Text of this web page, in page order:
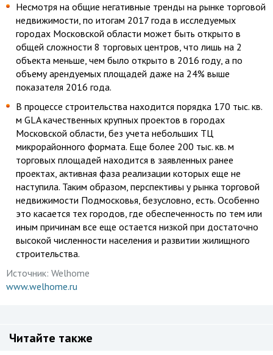
Несмотря на общие негативные тренды на рынке торговой
недвижимости, по итогам 2017 года в исследуемых
городах Московской области может быть открыто в
общей сложности 8 торговых центров, что лишь на 2
объекта меньше, чем было открыто в 2016 году, а по
объему арендуемых площадей даже на 24% выше
показателя 2016 года.
В процессе строительства находится порядка 170 тыс. кв.
м GLA качественных крупных проектов в городах
Московской области, без учета небольших ТЦ
микрорайонного формата. Еще более 200 тыс. кв. м
торговых площадей находится в заявленных ранее
проектах, активная фаза реализации которых еще не
наступила. Таким образом, перспективы у рынка торговой
недвижимости Подмосковья, безусловно, есть. Особенно
это касается тех городов, где обеспеченность по тем или
иным причинам все еще остается низкой при достаточно
высокой численности населения и развитии жилищного
строительства.
Источник: Welhome
www.welhome.ru
Читайте также